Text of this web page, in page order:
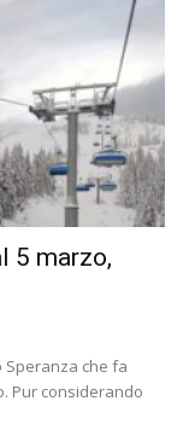
5 marzo,
che fa
Pur considerando